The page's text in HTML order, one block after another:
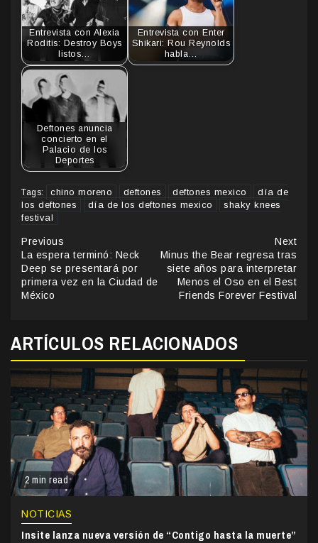
Entrevista con Alexia
Roditis: Destroy Boys
listos…
Entrevista con Enter
Shikari: Rou Reynolds
habla…
Deftones anuncia
concierto en el
Palacio de los
Deportes
Tags: chino moreno deftones deftones mexico
día de
los deftones
día de los deftones mexico
shaky knees
festival
Continue
Reading
Previous
La espera terminó: Neck
Deep se presentará por
primera vez en la Ciudad de
México
Next
Minus the Bear regresa tras
siete años para interpretar
Menos el Oso en el Best
Friends Forever Festival
ARTÍCULOS RELACIONADOS
2 min read
NOTICIAS
Insite lanza nueva versión de “Contigo hasta la muerte”